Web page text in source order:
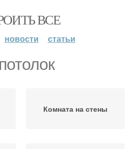
ВСЕ
новости статьи
Комната на стены